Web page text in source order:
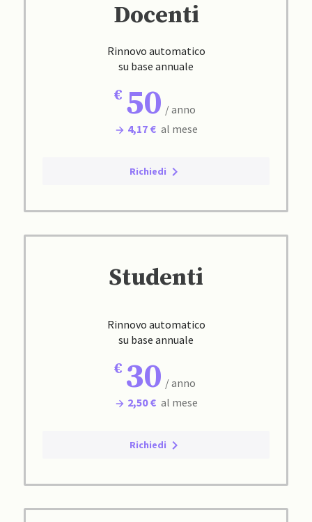
Docenti
Rinnovo automatico
su base annuale
50 / anno
4,17 € al mese
Richiedi
Studenti
Rinnovo automatico
su base annuale
30 / anno
2,50 € al mese
Richiedi